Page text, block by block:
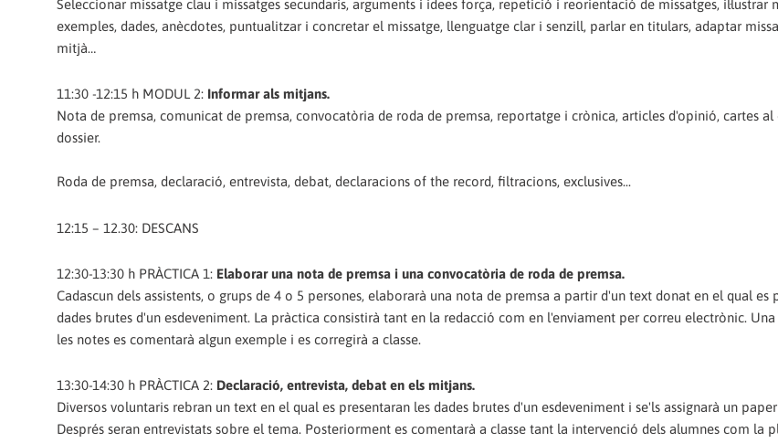
Seleccionar missatge clau i missatges secundaris, arguments i idees força, repetició i reorientació de missatges, il·lustrar
exemples, dades, anècdotes, puntualitzar i concretar el missatge, llenguatge clar i senzill, parlar en titulars, adaptar
mitjà…
11:30 -12:15 h MODUL 2: Informar als mitjans.
Nota de premsa, comunicat de premsa, convocatòria de roda de premsa, reportatge i crònica, articles d'opinió, cartes
dossier.
Roda de premsa, declaració, entrevista, debat, declaracions of the record, filtracions, exclusives...
12:15 – 12.30: DESCANS
12:30-13:30 h PRÀCTICA 1: Elaborar una nota de premsa i una convocatòria de roda de premsa.
Cadascun dels assistents, o grups de 4 o 5 persones, elaborarà una nota de premsa a partir d'un text donat en el qual es
dades brutes d'un esdeveniment. La pràctica consistirà tant en la redacció com en l'enviament per correu electrònic. Una
les notes es comentarà algun exemple i es corregirà a classe.
13:30-14:30 h PRÀCTICA 2: Declaració, entrevista, debat en els mitjans.
Diversos voluntaris rebran un text en el qual es presentaran les dades brutes d'un esdeveniment i se'ls assignarà un
Després seran entrevistats sobre el tema. Posteriorment es comentarà a classe tant la intervenció dels alumnes com la